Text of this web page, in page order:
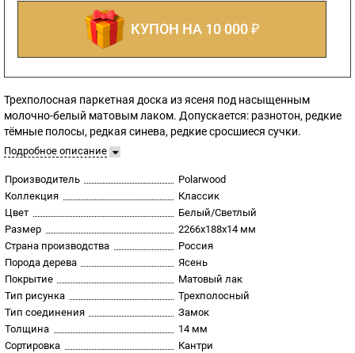
КУПОН НА 10 000 ₽
Трехполосная паркетная доска из ясеня под насыщенным
молочно-белый матовым лаком. Допускается: разнотон, редкие
тёмные полосы, редкая синева, редкие сросшиеся сучки.
Подробное описание
Производитель
Polarwood
Коллекция
Классик
Цвет
Белый/Светлый
Размер
2266х188х14 мм
Страна производства
Россия
Порода дерева
Ясень
Покрытие
Матовый лак
Тип рисунка
Трехполосный
Тип соединения
Замок
Толщина
14 мм
Сортировка
Кантри